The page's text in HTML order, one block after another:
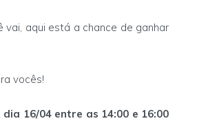
vai, aqui está a chance de ganhar
vocês!
16/04 entre as 14:00 e 16:00